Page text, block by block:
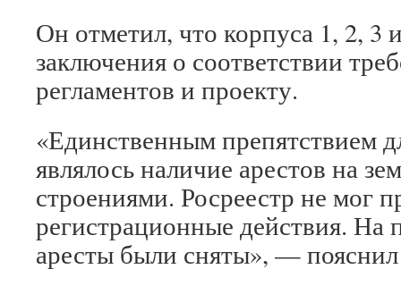
Он отметил, что корпуса 1, 2, 3
заключения о соответствии
регламентов и проекту.
«Единственным препятствием
являлось наличие арестов на
строениями. Росреестр не мог
регистрационные действия. На
аресты были сняты», —